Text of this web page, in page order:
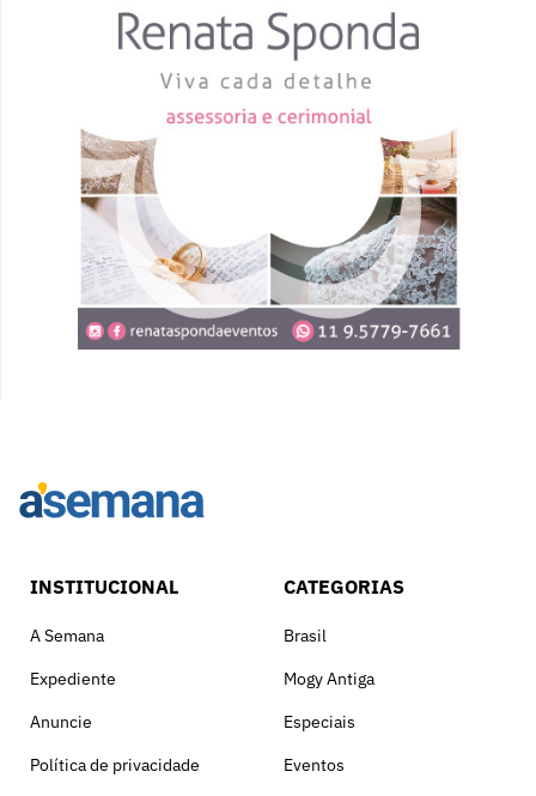
INSTITUCIONAL
A Semana
Expediente
Anuncie
Política de privacidade
CATEGORIAS
Brasil
Mogy Antiga
Especiais
Eventos